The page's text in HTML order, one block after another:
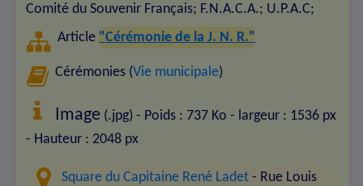
Comité du Souvenir Français; F.N.A.C.A.; U.P.A.C;
Article "Cérémonie de la J. N. R."
Cérémonies (Vie municipale)
Image (.jpg) - Poids : 737 Ko - largeur : 1536 px
- Hauteur : 2048 px
Square du Capitaine René Ladet - Rue Louis